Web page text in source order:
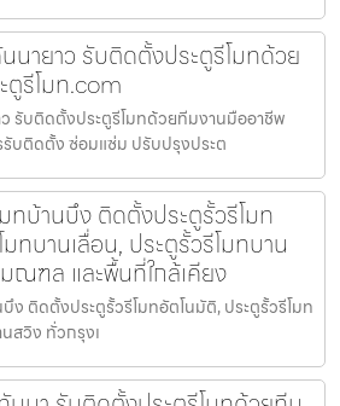
นายาว รับติดตั้งประตูรีโมทด้วย
รีโมท.com
รับติดตั้งประตูรีโมทด้วยทีมงานมืออาชีพ
บติดตั้ง ซ่อมแซ่ม ปรับปรุงประต
ทบ้านบึง ติดตั้งประตูรั้วรีโมท
ทบานเลื่อน, ประตูรั้วรีโมทบาน
ณฑล และพื้นที่ใกล้เคียง
ง ติดตั้งประตูรั้วรีโมทอัตโนมัติ, ประตูรั้วรีโมท
สวิง ทั่วกรุงเ